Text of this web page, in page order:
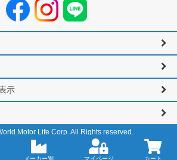
メーカー別 マイページ カート
示
Motor Life Corp. All Rights reserved.